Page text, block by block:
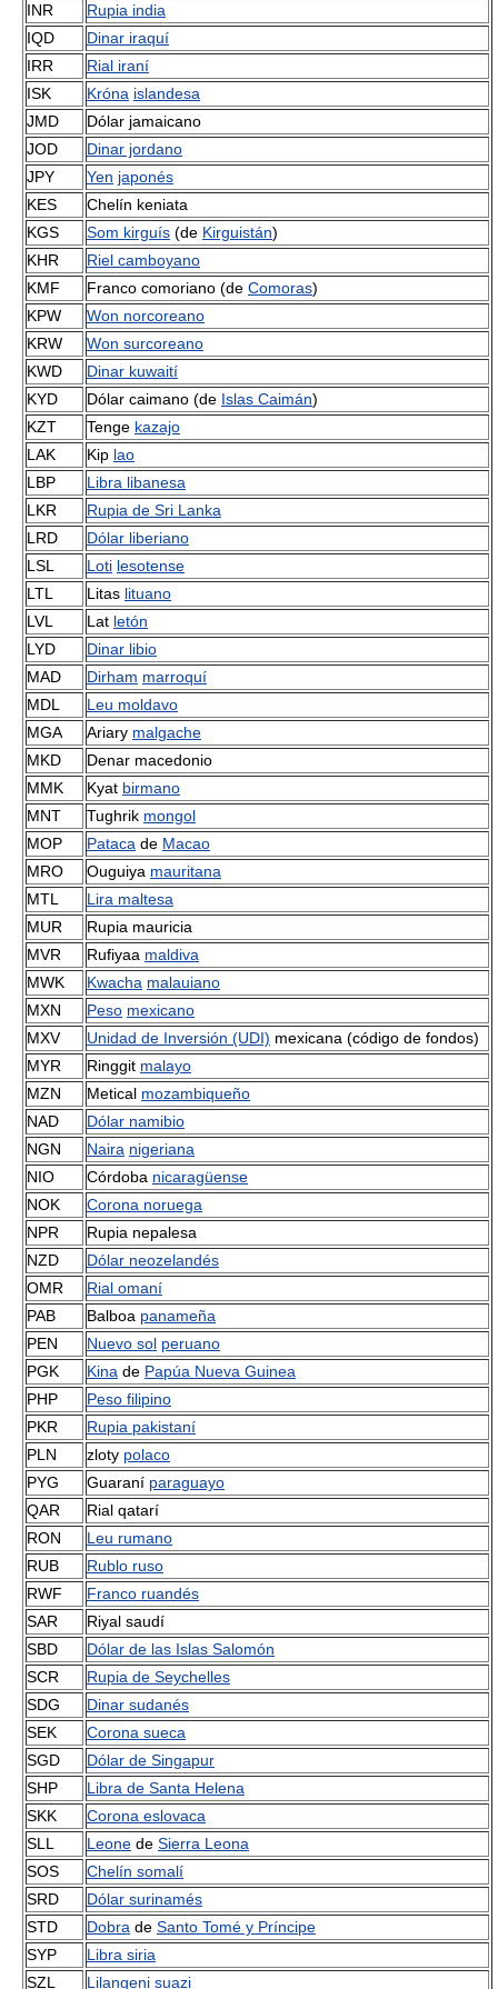
INR
Rupia india
IQD
Dinar iraquí
IRR
Rial iraní
ISK
Króna islandesa
JMD
Dólar jamaicano
JOD
Dinar jordano
JPY
Yen japonés
KES
Chelín keniata
KGS
Som kirguís (de Kirguistán)
KHR
Riel camboyano
KMF
Franco comoriano (de Comoras)
KPW
Won norcoreano
KRW
Won surcoreano
KWD
Dinar kuwaití
KYD
Dólar caimano (de Islas Caimán)
KZT
Tenge kazajo
LAK
Kip lao
LBP
Libra libanesa
LKR
Rupia de Sri Lanka
LRD
Dólar liberiano
LSL
Loti lesotense
LTL
Litas lituano
LVL
Lat letón
LYD
Dinar libio
MAD
Dirham marroquí
MDL
Leu moldavo
MGA
Ariary malgache
MKD
Denar macedonio
MMK
Kyat birmano
MNT
Tughrik mongol
MOP
Pataca de Macao
MRO
Ouguiya mauritana
MTL
Lira maltesa
MUR
Rupia mauricia
MVR
Rufiyaa maldiva
MWK
Kwacha malauiano
MXN
Peso mexicano
MXV
Unidad de Inversión (UDI) mexicana (código de fondos)
MYR
Ringgit malayo
MZN
Metical mozambiqueño
NAD
Dólar namibio
NGN
Naira nigeriana
NIO
Córdoba nicaragüense
NOK
Corona noruega
NPR
Rupia nepalesa
NZD
Dólar neozelandés
OMR
Rial omaní
PAB
Balboa panameña
PEN
Nuevo sol peruano
PGK
Kina de Papúa Nueva Guinea
PHP
Peso filipino
PKR
Rupia pakistaní
PLN
zloty polaco
PYG
Guaraní paraguayo
QAR
Rial qatarí
RON
Leu rumano
RUB
Rublo ruso
RWF
Franco ruandés
SAR
Riyal saudí
SBD
Dólar de las Islas Salomón
SCR
Rupia de Seychelles
SDG
Dinar sudanés
SEK
Corona sueca
SGD
Dólar de Singapur
SHP
Libra de Santa Helena
SKK
Corona eslovaca
SLL
Leone de Sierra Leona
SOS
Chelín somalí
SRD
Dólar surinamés
STD
Dobra de Santo Tomé y Príncipe
SYP
Libra siria
SZL
Lilangeni suazi